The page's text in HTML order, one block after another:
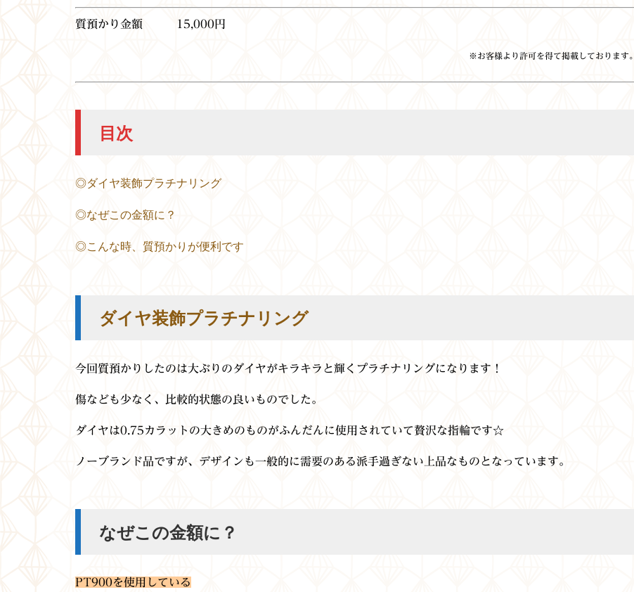
質預かり金額 15,000円
※お客様より許可を得て掲載しております。
目次
◎ダイヤ装飾プラチナリング
◎なぜこの金額に？
◎こんな時、質預かりが便利です
ダイヤ装飾プラチナリング
今回質預かりしたのは大ぶりのダイヤがキラキラと輝くプラチナリングになります！
傷なども少なく、比較的状態の良いものでした。
ダイヤは0.75カラットの大きめのものがふんだんに使用されていて贅沢な指輪です☆
ノーブランド品ですが、デザインも一般的に需要のある派手過ぎない上品なものとなっています。
なぜこの金額に？
PT900を使用している